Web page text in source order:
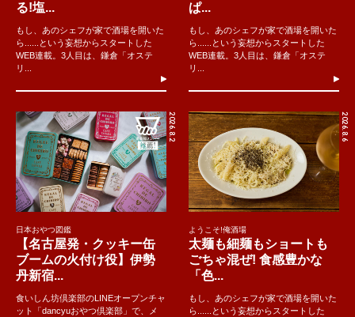
る!塩...
もし、あのシェフが家で酒場を開いた
ら......という妄想からスタートした
WEB連載。3人目は、鎌倉「オステ
リ...
ぱ...
もし、あのシェフが家で酒場を開いた
ら......という妄想からスタートした
WEB連載。3人目は、鎌倉「オステ
リ...
2026.8.2
日本おやつ図鑑
【名古屋発・クッキー缶
ブームの火付け役】伊勢
丹新宿...
食いしん坊倶楽部のLINEオープンチャ
ット「dancyuおやつ倶楽部」で、メ
2026.8.6
ようこそ!俺酒場
太麺も細麺もショートも
ごちゃ混ぜ! 食感豊かな
「色...
もし、あのシェフが家で酒場を開いた
ら......という妄想からスタートした